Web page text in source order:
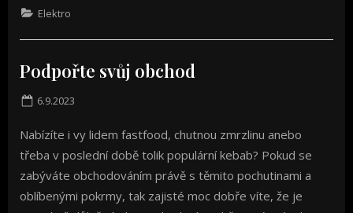
Elektro
Podpořte svůj obchod
Posted
6.9.2023
Nabízíte i vy lidem fastfood, chutnou zmrzlinu anebo
třeba v poslední době tolik populární kebab? Pokud se
zabýváte obchodováním právě s těmito pochutinami a
oblíbenými pokrmy, tak zajisté moc dobře víte, že je